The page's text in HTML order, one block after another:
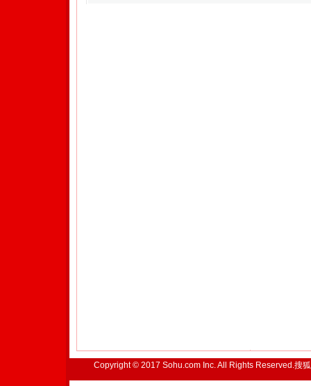
Copyright © 2017 Sohu.com Inc. All Rights Reserved.搜